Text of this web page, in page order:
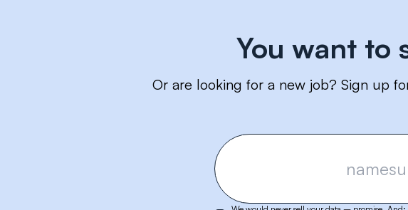
You want to
Or are looking for a new job? Sign up